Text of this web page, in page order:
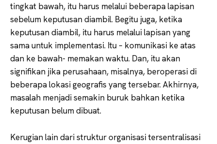
tingkat bawah, itu harus melalui beberapa lapisan
sebelum keputusan diambil. Begitu juga, ketika
keputusan diambil, itu harus melalui lapisan yang
sama untuk implementasi. Itu – komunikasi ke atas
dan ke bawah- memakan waktu. Dan, itu akan
signifikan jika perusahaan, misalnya, beroperasi di
beberapa lokasi geografis yang tersebar. Akhirnya,
masalah menjadi semakin buruk bahkan ketika
keputusan belum dibuat.
Kerugian lain dari struktur organisasi tersentralisasi